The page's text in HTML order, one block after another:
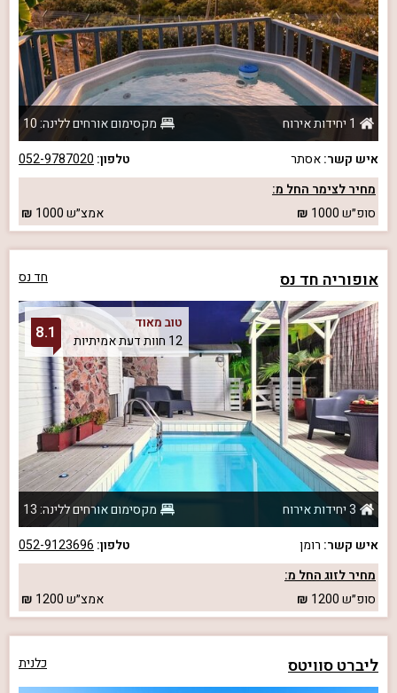
1 יחידות אירוח
מקסימום אורחים ללינה: 10
איש קשר:אסתר טלפון: 052-9787020
מחיר לצימר החל מ:
סופ״ש1000 אמצ״ש1000
אופוריה חד נס חד נס
טוב מאוד
12 חוות דעת אמיתיות
8.1
3 יחידות אירוח
מקסימום אורחים ללינה: 13
איש קשר: רומן טלפון: 052-9123696
מחיר לזוג החל מ:
סופ״ש1200 אמצ״ש1200
ליברט סוויטס כלנית